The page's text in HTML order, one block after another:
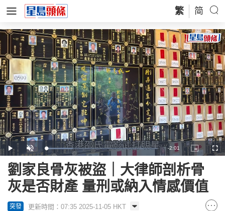
繁 简
Play Unmute Loaded:
24.62%
Remaining
Time
-2:01
Picture-
in-
劉家良骨灰被盜｜大律師剖析骨
灰是否財產 量刑或納入情感價值
突發 更新時間：07:35 2025-11-05 HKT